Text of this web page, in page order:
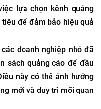
lựa chọn kênh quảng
để đảm bảo hiệu quả
doanh nghiệp nhỏ đã
sách quảng cáo để đầu
này có thể ảnh hưởng
mới và duy trì mối quan